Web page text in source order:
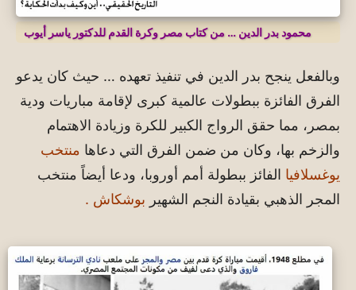
محمود بدر الدين … من كتاب مصر وكرة القدم للدكتور ياسر أيوب
وبالفعل ينجح بدر الدين في تنفيذ تعهده … حيث كان يدعو
الفرق الفائزة ببطولات عالمية كبرى لإقامة مباريات ودية
بمصر، مما حقق الرواج الكبير للكرة وزيادة الاهتمام
والزخم بها، وكان من ضمن الفرق التي دعاها منتخب
يوغسلافيا الفائز ببطولة أمم أوروبا، ودعا أيضاً منتخب
المجر الذهبي بقيادة النجم الشهير بوشكاش .